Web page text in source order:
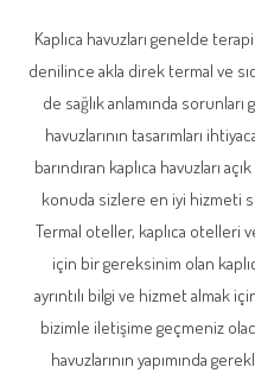
Kaplıca havuzları genelde
denilince akla direk termal ve
de sağlık anlamında
havuzlarının tasarımları
barındıran kaplıca havuzları
konuda sizlere en iyi hizmeti
Termal oteller, kaplıca otelleri
için bir gereksinim olan
ayrıntılı bilgi ve hizmet almak
bizimle iletişime geçmeniz
havuzlarının yapımında